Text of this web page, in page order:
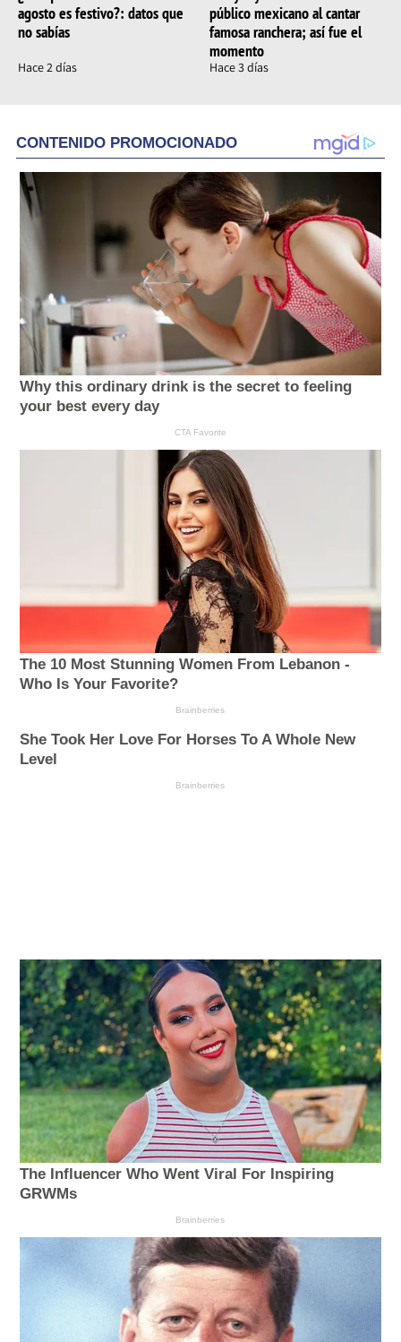
agosto es festivo?: datos que
no sabías
Hace 2 días
público mexicano al cantar
famosa ranchera; así fue el
momento
Hace 3 días